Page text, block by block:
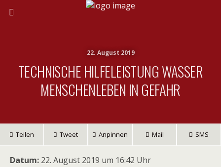
22. August 2019
TECHNISCHE HILFELEISTUNG WASSER
MENSCHENLEBEN IN GEFAHR
Teilen Tweet Anpinnen Mail SMS
Datum: 22. August 2019 um 16:42 Uhr